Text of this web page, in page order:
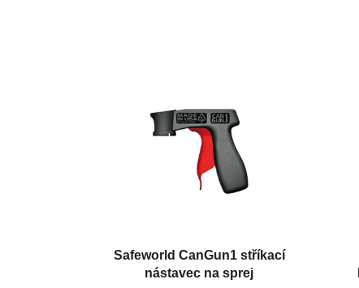
Safeworld CanGun1 stříkací
nástavec na sprej